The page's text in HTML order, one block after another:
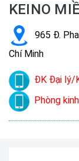
KEINO
965 Đ.
Chí Minh
ĐK Đại lý/
Phòng